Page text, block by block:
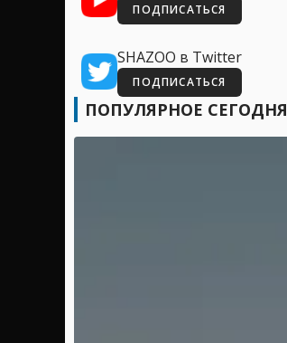
ПОДПИСАТЬСЯ
SHAZOO в Twitter
ПОДПИСАТЬСЯ
ПОПУЛЯРНОЕ СЕГОДНЯ